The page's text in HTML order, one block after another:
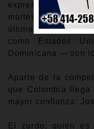
expresó el dirigente
martes.
últimos dos
como Estados
Dominicana — son
Aparte de la
que Colombia
mayor confianza:
El zurdo, quien es